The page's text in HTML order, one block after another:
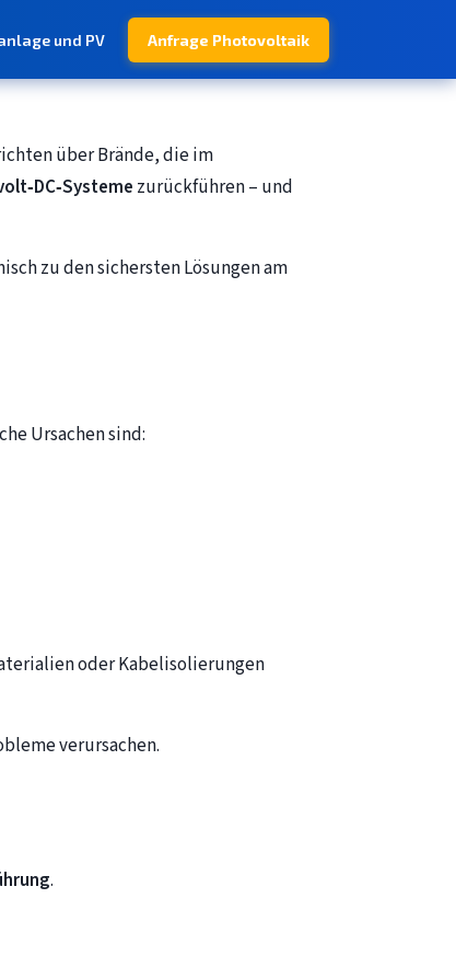
und PV Anfrage Photovoltaik
über Brände, die im
zurückführen – und
zu den sichersten Lösungen am
Ursachen sind:
oder Kabelisolierungen
verursachen.
.